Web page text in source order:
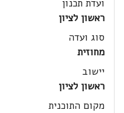
ועדת תכנון
ראשון לציון
סוג ועדה
מחוזית
יישוב
ראשון לציון
מקום התוכנית